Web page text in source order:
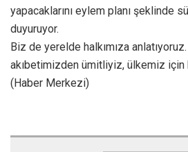
yapacaklarını eylem planı şeklinde
duyuruyor.
Biz de yerelde halkımıza
akıbetimizden ümitliyiz, ülkemiz için
(Haber Merkezi)